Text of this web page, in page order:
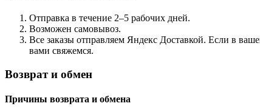
Отправка в течение 2–5 рабочих дней.
Возможен самовывоз.
Все заказы отправляем Яндекс Доставкой. Если в
вами свяжемся.
Возврат и обмен
Причины возврата и обмена